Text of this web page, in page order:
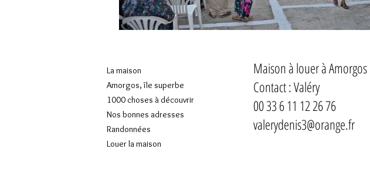
La maison
Amorgos, île superbe
1000 choses à découvrir
Nos bonnes adresses
Randonnées
Louer la maison
Maison à louer à
Contact : Valéry
00 33 6 11 12 26 76
valerydenis3@orange.fr